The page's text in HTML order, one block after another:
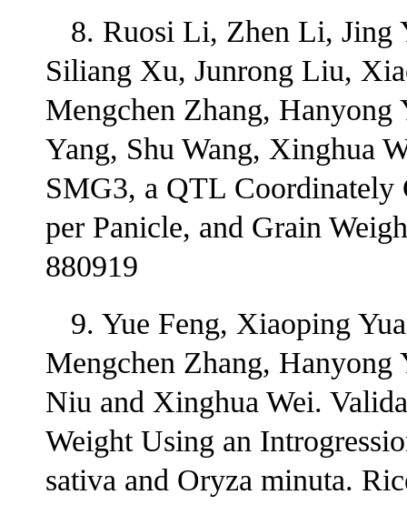
8. Ruosi Li, Zhen Li, Jing
Siliang Xu, Junrong Liu,
Mengchen Zhang, Hanyong
Yang, Shu Wang, Xinghua
SMG3, a QTL Coordinately
per Panicle, and Grain
880919
9. Yue Feng, Xiaoping
Mengchen Zhang,
Niu and Xinghua Wei.
Weight Using an
sativa and Oryza minuta.